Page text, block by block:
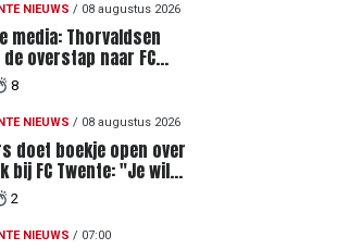
NIEUWS / 08 augustus 2026
media: Thorvaldsen
overstap naar FC
8
NIEUWS / 08 augustus 2026
doet boekje open over
bij FC Twente: "Je wil
heen waar mensen je
2
NIEUWS / 07:00